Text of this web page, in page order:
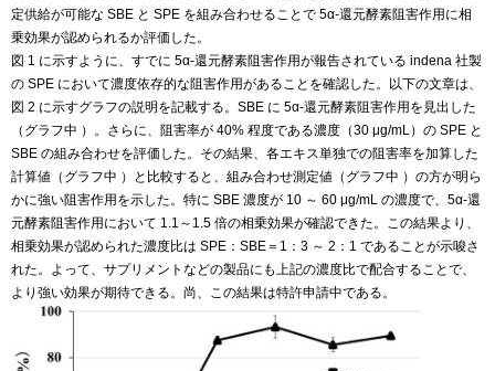
定供給が可能な SBE と SPE を組み合わせることで 5α-還元酵素阻害作用に相
乗効果が認められるか評価した。
図 1 に示すように、すでに 5α-還元酵素阻害作用が報告されている indena 社製
の SPE において濃度依存的な阻害作用があることを確認した。以下の文章は、
図 2 に示すグラフの説明を記載する。SBE に 5α-還元酵素阻害作用を見出した
（グラフ中 ）。さらに、阻害率が 40% 程度である濃度（30 μg/mL）の SPE と
SBE の組み合わせを評価した。その結果、各エキス単独での阻害率を加算した
計算値（グラフ中 ）と比較すると、組み合わせ測定値（グラフ中 ）の方が明ら
かに強い阻害作用を示した。特に SBE 濃度が 10 ～ 60 μg/mL の濃度で、5α-還
元酵素阻害作用において 1.1～1.5 倍の相乗効果が確認できた。この結果より、
相乗効果が認められた濃度比は SPE：SBE＝1：3 ～ 2：1 であることが示唆さ
れた。よって、サプリメントなどの製品にも上記の濃度比で配合することで、
より強い効果が期待できる。尚、この結果は特許申請中である。